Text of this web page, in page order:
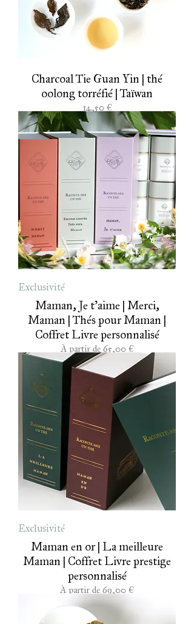
Charcoal Tie Guan Yin | thé
oolong torréfié | Taïwan
14,50 €
Exclusivité
Maman, Je t'aime | Merci,
Maman | Thés pour Maman |
Coffret Livre personnalisé
À partir de 65,00 €
Prix promotionnel
Exclusivité
Maman en or | La meilleure
Maman | Coffret Livre prestige
personnalisé
À partir de 69,00 €
Prix promotionnel